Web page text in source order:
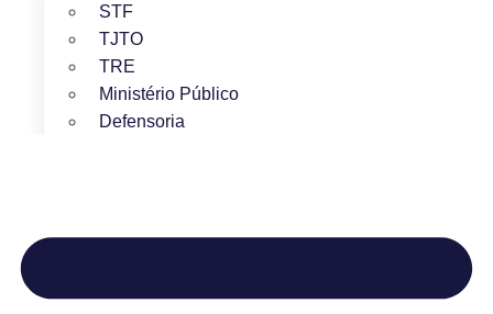
STF
TJTO
TRE
Ministério Público
Defensoria